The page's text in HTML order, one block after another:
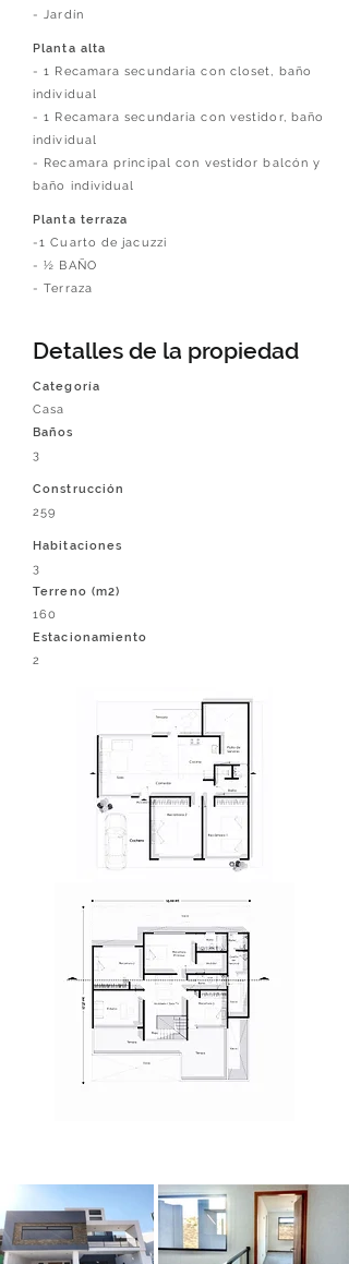
- Jardín
Planta alta
- 1 Recamara secundaria con closet, baño
individual
- 1 Recamara secundaria con vestidor, baño
individual
- Recamara principal con vestidor balcón y
baño individual
Planta terraza
-1 Cuarto de jacuzzi
- ½ BAÑO
- Terraza
Detalles de la propiedad
Categoría
Casa
Baños
3
Construcción
259
Habitaciones
3
Terreno (m2)
160
Estacionamiento
2